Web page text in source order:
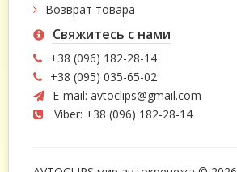
Возврат товара
Свяжитесь с нами
+38 (096) 182-28-14
+38 (095) 035-65-02
E-mail: avtoclips@gmail.com
Viber: +38 (096) 182-28-14